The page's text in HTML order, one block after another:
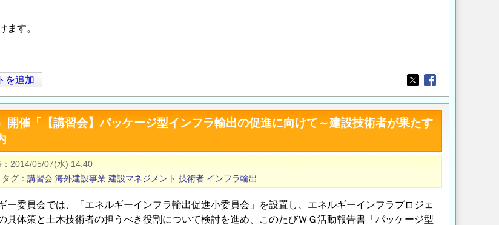
ます。
を追加
Opens in a new
Opens in a new
開催「【講習会】パッケージ型インフラ輸出の促進に向けて～建設技術者が果たす
2014/05/07(水) 14:40
タグ 講習会 海外建設事業 建設マネジメント 技術者 インフラ輸出
ー委員会では、「エネルギーインフラ輸出促進小委員会」を設置し、エネルギーインフラプロジェ
具体策と土木技術者の担うべき役割について検討を進め、このたびＷＧ活動報告書「パッケージ型